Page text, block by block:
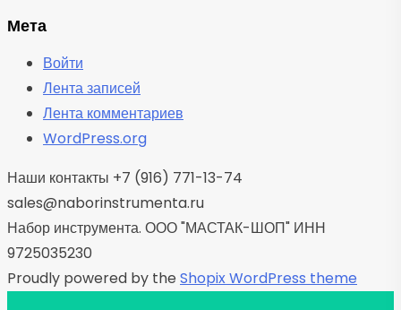
Мета
Войти
Лента записей
Лента комментариев
WordPress.org
Наши контакты +7 (916) 771-13-74
sales@naborinstrumenta.ru
Набор инструмента. ООО "МАСТАК-ШОП" ИНН
9725035230
Proudly powered by the Shopix WordPress theme